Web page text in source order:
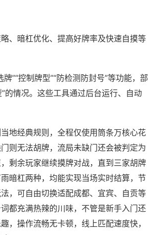
、暗杠优化、提高好牌率及快速自摸等
”“控制牌型”“防检测防封号”等功能，部
的情况。这些工具通过后台运行、自动
地经典规则，全程仅使用筒条万核心花
则无法胡牌，流局未缺门还会被判定为
剩余玩家继续摸牌对战，直到三家胡牌
暗杠两种，均能实现当场实时结算，节
，可自由切换适配成都、宜宾、自贡等
都充满热辣的川味，不管是新手入门还
，操作流畅无卡顿，线上匹配速度快，